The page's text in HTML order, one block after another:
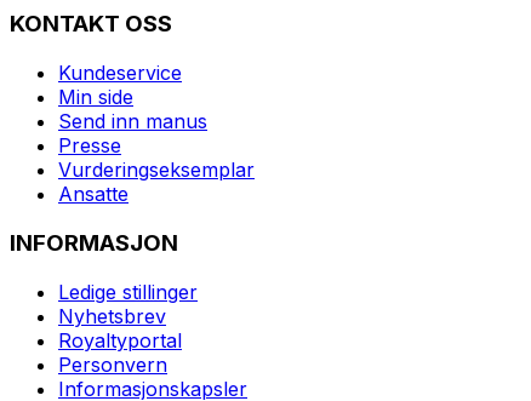
KONTAKT OSS
Kundeservice
Min side
Send inn manus
Presse
Vurderingseksemplar
Ansatte
INFORMASJON
Ledige stillinger
Nyhetsbrev
Royaltyportal
Personvern
Informasjonskapsler